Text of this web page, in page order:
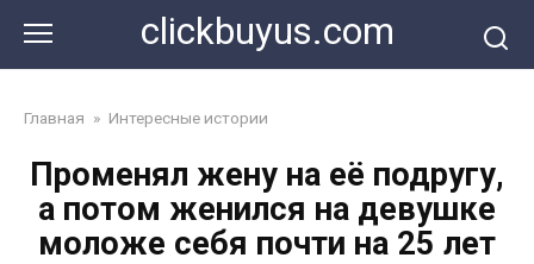
контенту
clickbuyus.com
Главная » Интересные истории
Променял жену на её подругу,
а потом женился на девушке
моложе себя почти на 25 лет